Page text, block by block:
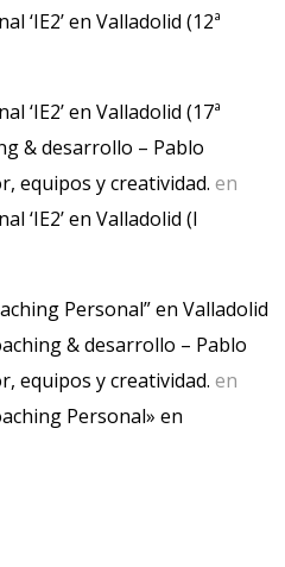
‘IE2’ en Valladolid (12ª
‘IE2’ en Valladolid (17ª
& desarrollo – Pablo
equipos y creatividad. en
‘IE2’ en Valladolid (I
Personal” en Valladolid
& desarrollo – Pablo
equipos y creatividad. en
Personal» en